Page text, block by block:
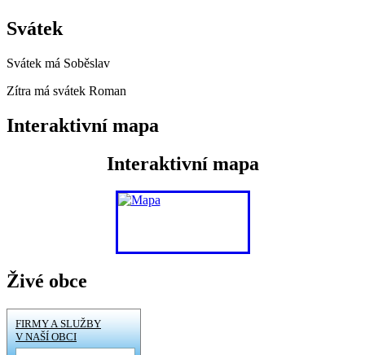
Svátek
Svátek má Soběslav
Zítra má svátek Roman
Interaktivní mapa
Interaktivní mapa
Živé obce
FIRMY A SLUŽBY
V NAŠÍ OBCI